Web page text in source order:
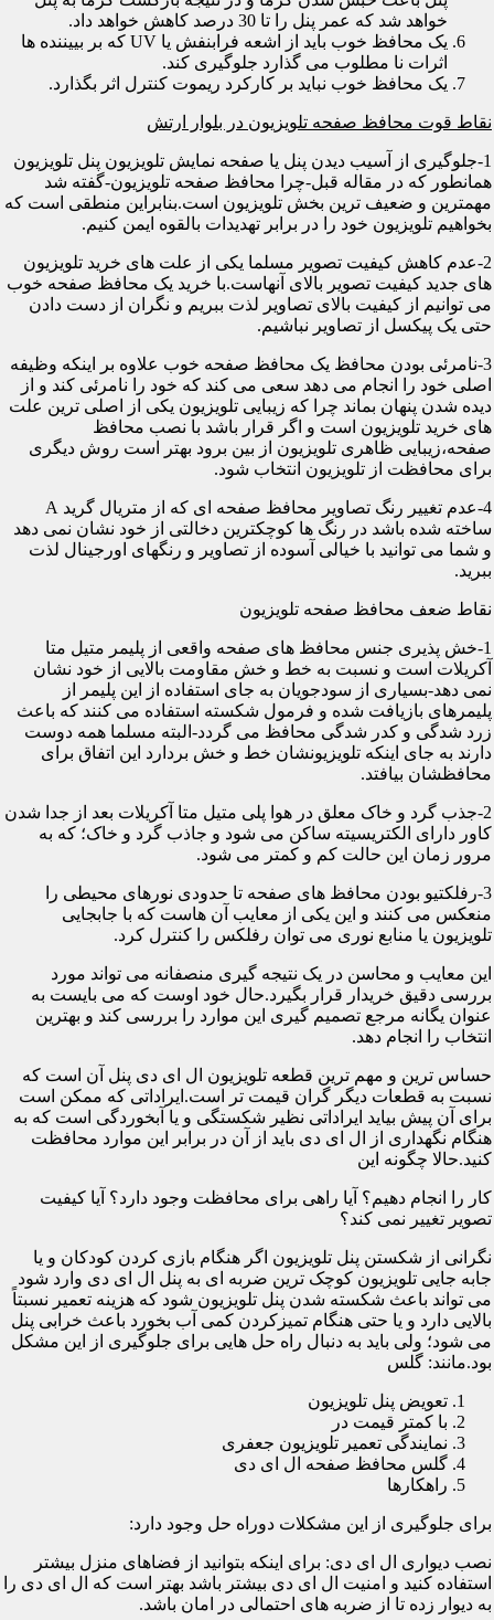
خواهد شد که عمر پنل را تا 30 درصد کاهش خواهد داد.
یک محافظ خوب باید از اشعه فرابنفش یا UV که بر بییننده ها
اثرات نا مطلوب می گذارد جلوگیری کند.
یک محافظ خوب نباید بر کارکرد ریموت کنترل اثر بگذارد.
نقاط قوت محافظ صفحه تلویزیون در بلوار ارتش
1-جلوگیری از آسیب دیدن پنل یا صفحه نمایش تلویزیون پنل تلویزیون
همانطور که در مقاله قبل-چرا محافظ صفحه تلویزیون-گفته شد
مهمترین و ضعیف ترین بخش تلویزیون است.بنابراین منطقی است که
بخواهیم تلویزیون خود را در برابر تهدیدات بالقوه ایمن کنیم.
2-عدم کاهش کیفیت تصویر مسلما یکی از علت های خرید تلویزیون
های جدید کیفیت تصویر بالای آنهاست.با خرید یک محافظ صفحه خوب
می توانیم از کیفیت بالای تصاویر لذت ببریم و نگران از دست دادن
حتی یک پیکسل از تصاویر نباشیم.
3-نامرئی بودن محافظ یک محافظ صفحه خوب علاوه بر اینکه وظیفه
اصلی خود را انجام می دهد سعی می کند که خود را نامرئی کند و از
دیده شدن پنهان بماند چرا که زیبایی تلویزیون یکی از اصلی ترین علت
های خرید تلویزیون است و اگر قرار باشد با نصب محافظ
صفحه،زیبایی ظاهری تلویزیون از بین برود بهتر است روش دیگری
برای محافظت از تلویزیون انتخاب شود.
4-عدم تغییر رنگ تصاویر محافظ صفحه ای که از متریال گرید A
ساخته شده باشد در رنگ ها کوچکترین دخالتی از خود نشان نمی دهد
و شما می توانید با خیالی آسوده از تصاویر و رنگهای اورجینال لذت
ببرید.
نقاط ضعف محافظ صفحه تلویزیون
1-خش پذیری جنس محافظ های صفحه واقعی از پلیمر متیل متا
آکریلات است و نسبت به خط و خش مقاومت بالایی از خود نشان
نمی دهد-بسیاری از سودجویان به جای استفاده از این پلیمر از
پلیمرهای بازیافت شده و فرمول شکسته استفاده می کنند که باعث
زرد شدگی و کدر شدگی محافظ می گردد-البته مسلما همه دوست
دارند به جای اینکه تلویزیونشان خط و خش بردارد این اتفاق برای
محافظشان بیافتد.
2-جذب گرد و خاک معلق در هوا پلی متیل متا آکریلات بعد از جدا شدن
کاور دارای الکتریسیته ساکن می شود و جاذب گرد و خاک؛ که به
مرور زمان این حالت کم و کمتر می شود.
3-رفلکتیو بودن محافظ های صفحه تا حدودی نورهای محیطی را
منعکس می کنند و این یکی از معایب آن هاست که با جابجایی
تلویزیون یا منابع نوری می توان رفلکس را کنترل کرد.
این معایب و محاسن در یک نتیجه گیری منصفانه می تواند مورد
بررسی دقیق خریدار قرار بگیرد.حال خود اوست که می بایست به
عنوان یگانه مرجع تصمیم گیری این موارد را بررسی کند و بهترین
انتخاب را انجام دهد.
حساس ترین و مهم ترین قطعه تلویزیون ال ای دی پنل آن است که
نسبت به قطعات دیگر گران قیمت تر است.ایراداتی که ممکن است
برای آن پیش بیاید ایراداتی نظیر شکستگی و یا آبخوردگی است که به
هنگام نگهداری از ال ای دی باید از آن در برابر این موارد محافظت
کنید.حالا چگونه این
کار را انجام دهیم؟ آیا راهی برای محافظت وجود دارد؟ آیا کیفیت
تصویر تغییر نمی کند؟
نگرانی از شکستن پنل تلویزیون اگر هنگام بازی کردن کودکان و یا
جابه جایی تلویزیون کوچک ترین ضربه ای به پنل ال ای دی وارد شود
می تواند باعث شکسته شدن پنل تلویزیون شود که هزینه تعمیر نسبتاً
بالایی دارد و یا حتی هنگام تمیزکردن کمی آب بخورد باعث خرابی پنل
می شود؛ ولی باید به دنبال راه حل هایی برای جلوگیری از این مشکل
بود.مانند: گلس
تعویض پنل تلویزیون
با کمتر قیمت در
نمایندگی تعمیر تلویزیون جعفری
گلس محافظ صفحه ال ای دی
راهکارها
برای جلوگیری از این مشکلات دوراه حل وجود دارد:
نصب دیواری ال ای دی: برای اینکه بتوانید از فضاهای منزل بیشتر
استفاده کنید و امنیت ال ای دی بیشتر باشد بهتر است که ال ای دی را
به دیوار زده تا از ضربه های احتمالی در امان باشد.